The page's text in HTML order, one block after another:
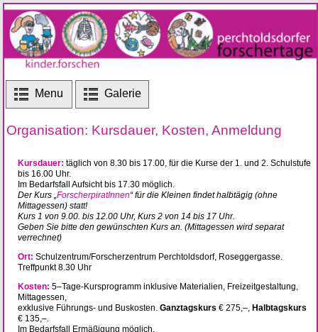
Menu Galerie
Organisation: Kursdauer, Kosten, Anmeldung
Kursdauer: täglich von 8.30 bis 17.00, für die Kurse der 1. und 2. Schulstufe
bis 16.00 Uhr.
Im Bedarfsfall Aufsicht bis 17.30 möglich.
Der Kurs „ForscherpiratInnen“ für die Kleinen findet halbtägig (ohne
Mittagessen) statt!
Kurs 1 von 9.00. bis 12.00 Uhr, Kurs 2 von 14 bis 17 Uhr.
Geben Sie bitte den gewünschten Kurs an. (Mittagessen wird separat
verrechnet)
Ort: Schulzentrum/Forscherzentrum Perchtoldsdorf, Roseggergasse.
Treffpunkt 8.30 Uhr
Kosten: 5–Tage-Kursprogramm inklusive Materialien, Freizeitgestaltung,
Mittagessen,
exklusive Führungs- und Buskosten.Ganztagskurs € 275,–,Halbtagskurs
€ 135,–.
Im Bedarfsfall Ermäßigung möglich.